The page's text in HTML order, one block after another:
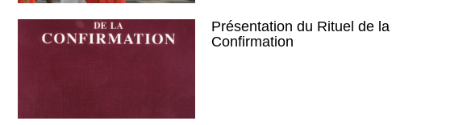
Présentation du Rituel de la
Confirmation